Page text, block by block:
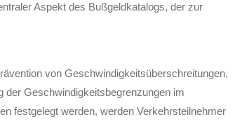
Aspekt des Bußgeldkatalogs, der zur
von Geschwindigkeitsüberschreitungen,
der Geschwindigkeitsbegrenzungen im
festgelegt werden, werden Verkehrsteilnehmer